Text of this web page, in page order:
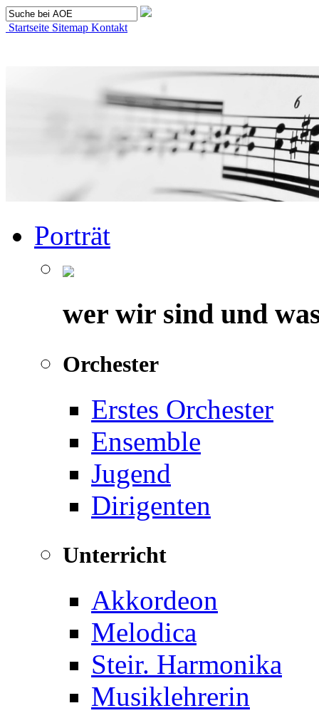
Startseite Sitemap Kontakt
Porträt
wer wir sind und
Orchester
Erstes Orchester
Ensemble
Jugend
Dirigenten
Unterricht
Akkordeon
Melodica
Steir. Harmonika
Musiklehrerin